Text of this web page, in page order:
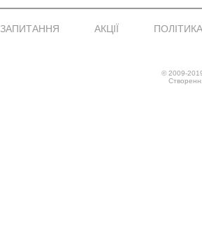
ЗАПИТАННЯ АКЦІЇ
© 2009-